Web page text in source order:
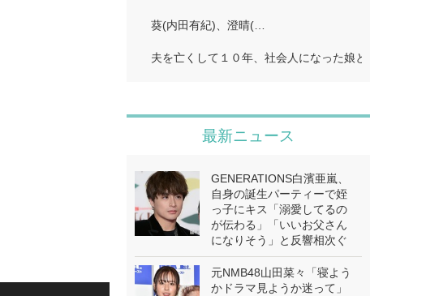
葵(内田有紀)、澄晴(…
夫を亡くして１０年、社会人になった娘とふたり暮ら
最新ニュース
GENERATIONS白濱亜嵐、
自身の誕生パーティーで姪
っ子にキス「溺愛してるの
が伝わる」「いいお父さん
になりそう」と反響相次ぐ
元NMB48山田菜々「寝よう
かドラマ見ようか迷って」